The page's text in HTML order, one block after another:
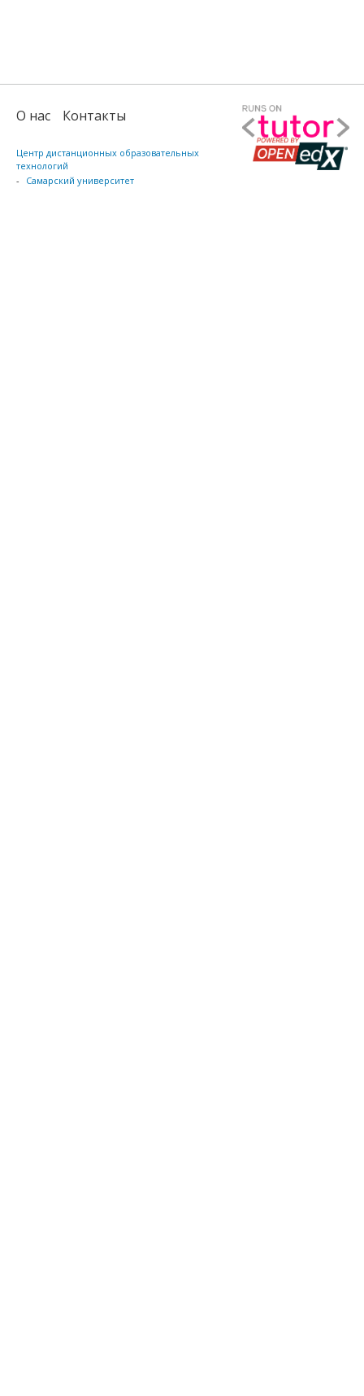
О нас Контакты
Центр диcтанционных образовательных
технологий
Самарский университет